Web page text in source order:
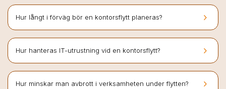
keyboard_arrow_right
Hur långt i förväg bör en kontorsflytt planeras?
keyboard_arrow_right
Hur hanteras IT-utrustning vid en kontorsflytt?
keyboard_arrow_right
Hur minskar man avbrott i verksamheten under flytten?